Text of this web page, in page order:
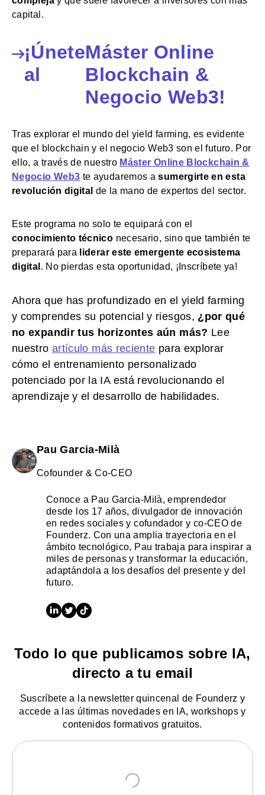
capital.
¡Únete
al
Máster Online
Blockchain &
Negocio Web3!
Tras explorar el mundo del yield farming, es evidente
que el blockchain y el negocio Web3 son el futuro. Por
ello, a través de nuestro Máster Online Blockchain &
Negocio Web3 te ayudaremos asumergirte en esta
revolución digital de la mano de expertos del sector.
Este programa no solo te equipará con el
conocimiento técnico necesario, sino que también te
preparará para
liderar este emergente ecosistema
digital . No pierdas esta oportunidad, ¡Inscríbete ya!
Ahora que has profundizado en el yield farming
y comprendes su potencial y riesgos, ¿por qué
no expandir tus horizontes aún más? Lee
nuestro artículo más reciente para explorar
cómo el entrenamiento personalizado
potenciado por la IA está revolucionando el
aprendizaje y el desarrollo de habilidades.
Pau Garcia-Milà
Cofounder & Co-CEO
Conoce a Pau Garcia-Milà, emprendedor
desde los 17 años, divulgador de innovación
en redes sociales y cofundador y co-CEO de
Founderz. Con una amplia trayectoria en el
ámbito tecnológico, Pau trabaja para inspirar a
miles de personas y transformar la educación,
adaptándola a los desafíos del presente y del
futuro.
Todo lo que publicamos sobre IA,
directo a tu email
Suscríbete a la newsletter quincenal de Founderz y
accede a las últimas novedades en IA, workshops y
contenidos formativos gratuitos.